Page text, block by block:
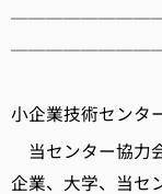
京
小企業技術センタ
当センター協力
企業、大学、当セ